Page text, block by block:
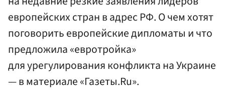
европейских стран в адрес РФ. О чем хотят
поговорить европейские дипломаты и что
предложила «евротройка»
для урегулирования конфликта на Украине
— в материале «Газеты.Ru».